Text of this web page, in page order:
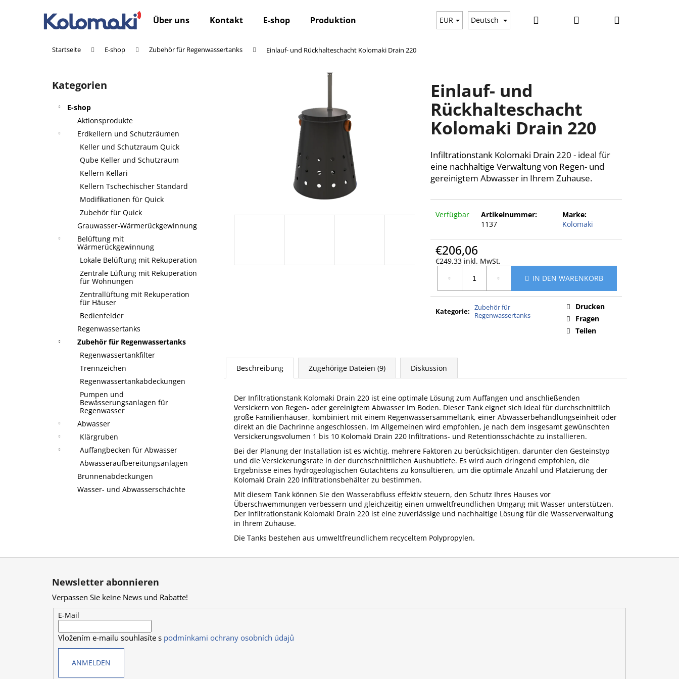
Über uns Kontakt E-shop Produktion Neuigkeiten
EUR Deutsch Suchen Login Warenkorb
Startseite E-shop Zubehör für Regenwassertanks Einlauf- und Rückhalteschacht Kolomaki Drain 220
Kategorien
überspringen
Kategorien
E-shop
Aktionsprodukte
Erdkellern und Schutzräumen
Keller und Schutzraum Quick
Qube Keller und Schutzraum
Kellern Kellari
Kellern Tschechischer Standard
Modifikationen für Quick
Zubehör für Quick
Grauwasser-Wärmerückgewinnung
Belüftung mit
Wärmerückgewinnung
Lokale Belüftung mit Rekuperation
Zentrale Lüftung mit Rekuperation
für Wohnungen
Zentrallüftung mit Rekuperation
für Häuser
Bedienfelder
Regenwassertanks
Zubehör für Regenwassertanks
Regenwassertankfilter
Trennzeichen
Regenwassertankabdeckungen
Pumpen und
Bewässerungsanlagen für
Regenwasser
Abwasser
Klärgruben
Auffangbecken für Abwasser
Abwasseraufbereitungsanlagen
Brunnenabdeckungen
Wasser- und Abwasserschächte
Einlauf- und
Rückhalteschacht
Kolomaki Drain 220
Infiltrationstank Kolomaki Drain 220 - ideal für
eine nachhaltige Verwaltung von Regen- und
gereinigtem Abwasser in Ihrem Zuhause.
Verfügbar
Artikelnummer:
1137
Marke:
Kolomaki
€206,06
€249,33 inkl. MwSt.
IN DEN WARENKORB
Kategorie: Zubehör für
Regenwassertanks
Drucken
Fragen
Teilen
Beschreibung Zugehörige Dateien (9) Diskussion
Der Infiltrationstank Kolomaki Drain 220 ist eine optimale Lösung zum Auffangen und anschließenden
Versickern von Regen- oder gereinigtem Abwasser im Boden. Dieser Tank eignet sich ideal für durchschnittlich
große Familienhäuser, kombiniert mit einem Regenwassersammeltank, einer Abwasserbehandlungseinheit oder
direkt an die Dachrinne angeschlossen. Im Allgemeinen wird empfohlen, je nach dem insgesamt gewünschten
Versickerungsvolumen 1 bis 10 Kolomaki Drain 220 Infiltrations- und Retentionsschächte zu installieren.
Bei der Planung der Installation ist es wichtig, mehrere Faktoren zu berücksichtigen, darunter den Gesteinstyp
und die Versickerungsrate in der durchschnittlichen Aushubtiefe. Es wird auch dringend empfohlen, die
Ergebnisse eines hydrogeologischen Gutachtens zu konsultieren, um die optimale Anzahl und Platzierung der
Kolomaki Drain 220 Infiltrationsbehälter zu bestimmen.
Mit diesem Tank können Sie den Wasserabfluss effektiv steuern, den Schutz Ihres Hauses vor
Überschwemmungen verbessern und gleichzeitig einen umweltfreundlichen Umgang mit Wasser unterstützen.
Der Infiltrationstank Kolomaki Drain 220 ist eine zuverlässige und nachhaltige Lösung für die Wasserverwaltung
in Ihrem Zuhause.
Die Tanks bestehen aus umweltfreundlichem recyceltem Polypropylen.
Zurück
Einkaufen
Zurück
Einkaufen
Was suchen Sie?
Wir empfehlen
F
Newsletter abonnieren
Verpassen Sie keine News und Rabatte!
E-Mail
Vložením e-mailu souhlasíte s podmínkami ochrany osobních údajů
ANMELDEN